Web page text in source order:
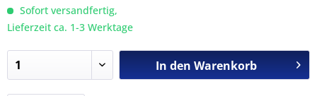
Sofort versandfertig,
Lieferzeit ca. 1-3 Werktage
In den Warenkorb